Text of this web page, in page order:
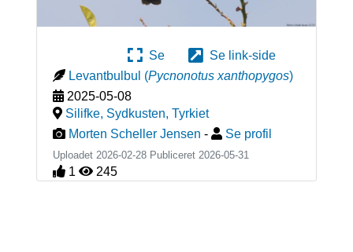
Se
Se link-side
Levantbulbul (Pycnonotus xanthopygos)
2025-05-08
Silifke, Sydkusten, Tyrkiet
Morten Scheller Jensen - Se profil
Uploadet 2026-02-28 Publiceret 2026-05-31
1 245